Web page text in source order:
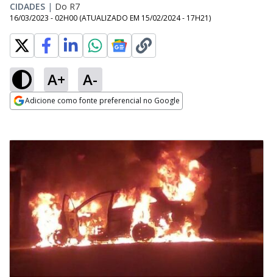
CIDADES | Do R7
16/03/2023 - 02H00 (ATUALIZADO EM 15/02/2024 - 17H21)
A+ A-
Adicione como fonte preferencial no Google